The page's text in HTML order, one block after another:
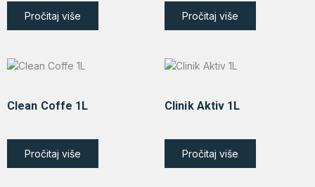
Pročitaj više Pročitaj više
Clean Coffe 1L
Pročitaj više
Clinik Aktiv 1L
Pročitaj više